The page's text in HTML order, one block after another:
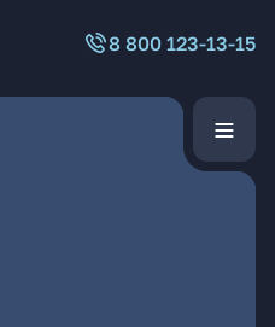
8 800 123-13-15